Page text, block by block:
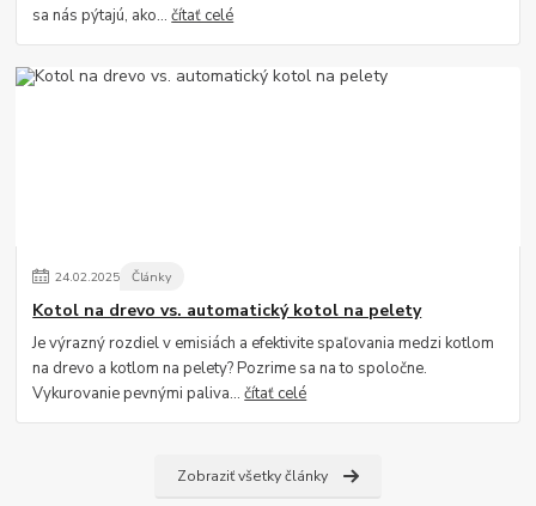
sa nás pýtajú, ako...čítať celé
24.02.2025 Články
Kotol na drevo vs. automatický kotol na pelety
Je výrazný rozdiel v emisiách a efektivite spaľovania medzi kotlom
na drevo a kotlom na pelety? Pozrime sa na to spoločne.
Vykurovanie pevnými paliva...čítať celé
Zobraziť všetky články